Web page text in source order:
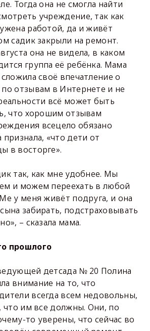
Тогда она не смогла найти
учреждение, так как
работой, да и живёт
садик закрыли на ремонт.
она не видела, в каком
группа её ребёнка. Мама
своё впечатление о
отзывам в Интернете и не
всё может быть
что хорошим отзывам
всецело обязано
«что дети от
в восторге».
так, как мне удобнее. Мы
и можем переехать в любой
у меня живёт подруга, и она
забирать, подстраховывать
– сказала мама.
прошлого
детсада № 20 Полина
внимание на то, что
всегда всем недовольны,
что им все должны. Они, по
то уверены, что сейчас во